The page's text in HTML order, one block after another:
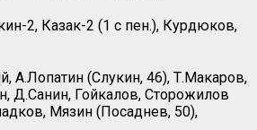
2, Казак-2 (1 с пен.), Курдюков,
А.Лопатин (Слукин, 46), Т.Макаров,
Д.Санин, Гойкалов, Сторожилов
Мязин (Посаднев, 50),